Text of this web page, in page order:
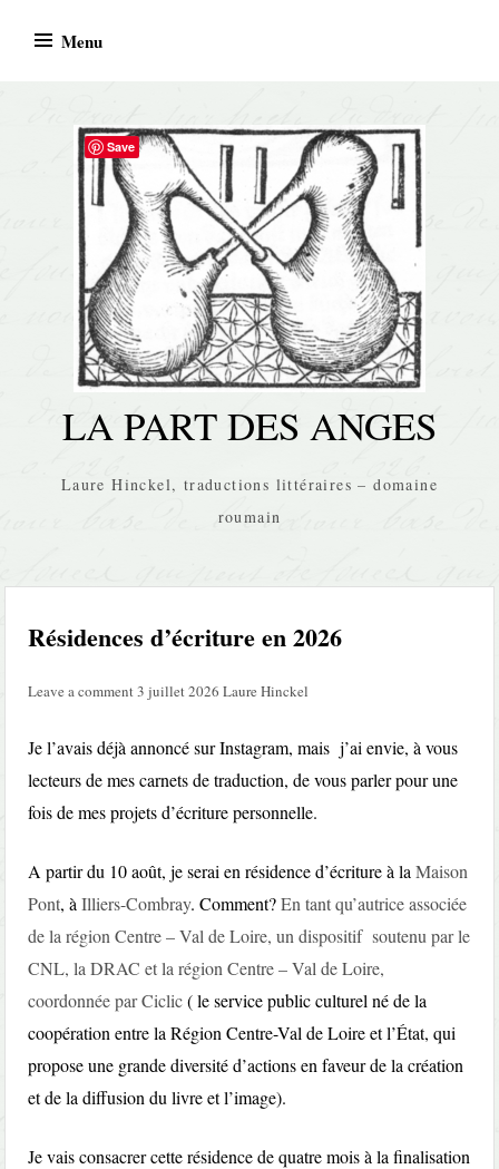
Menu
LA PART DES ANGES
Laure Hinckel, traductions littéraires – domaine
roumain
Résidences d’écriture en 2026
Leave a comment3 juillet 2026 Laure Hinckel
Je l’avais déjà annoncé sur Instagram, mais j’ai envie, à vous
lecteurs de mes carnets de traduction, de vous parler pour une
fois de mes projets d’écriture personnelle.
A partir du 10 août, je serai en résidence d’écriture à laMaison
Pont, àIlliers-Combray. Comment?En tant qu’autrice associée
de la région Centre – Val de Loire, un dispositif soutenu par le
CNL, la DRAC et la région Centre – Val de Loire,
coordonnée par Ciclic( le service public culturel né de la
coopération entre la Région Centre-Val de Loire et l’État, qui
propose une grande diversité d’actions en faveur de la création
et de la diffusion du livre et l’image).
Je vais consacrer cette résidence de quatre mois à la finalisation
Save